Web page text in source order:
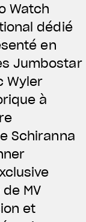
Watch
dédié
en
Jumbostar
Wyler
à
Schiranna
MV
et